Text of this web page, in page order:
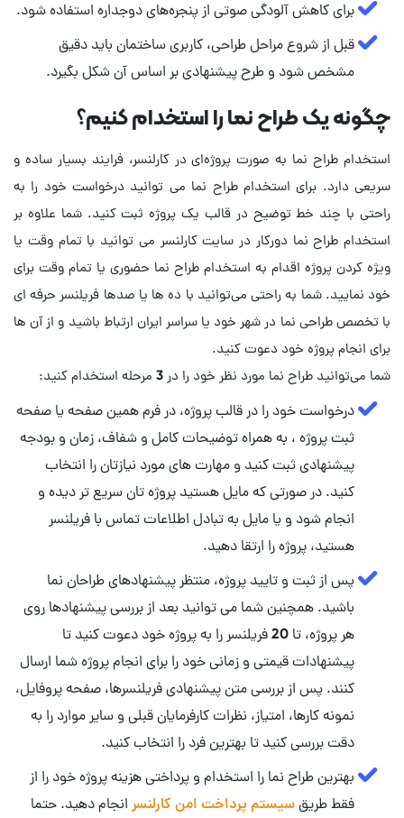
برای کاهش آلودگی صوتی از پنجره‌های دوجداره استفاده شود.
قبل از شروع مراحل طراحی، کاربری ساختمان باید دقیق
مشخص شود و طرح پیشنهادی بر اساس آن شکل بگیرد.
چگونه یک طراح نما را استخدام کنیم؟
استخدام طراح نما به صورت پروژه‌ای در کارلنسر، فرایند بسیار ساده و
سریعی دارد. برای استخدام طراح نما می توانید درخواست خود را به
راحتی با چند خط توضیح در قالب یک پروژه ثبت کنید. شما علاوه بر
استخدام طراح نما دورکار در سایت کارلنسر می توانید با تمام وقت یا
ویژه کردن پروژه اقدام به استخدام طراح نما حضوری یا تمام وقت برای
خود نمایید. شما به راحتی می‌توانید با ده ها یا صدها فریلنسر حرفه ای
با تخصص طراحی نما در شهر خود یا سراسر ایران ارتباط باشید و از آن ها
شما می‌توانید طراح نما مورد نظر خود را در 3 مرحله استخدام کنید:
درخواست خود را در قالب پروژه، در فرم همین صفحه یا صفحه
ثبت پروژه ، به همراه توضیحات کامل و شفاف، زمان و بودجه
پیشنهادی ثبت کنید و مهارت‌ های مورد نیازتان را انتخاب
کنید. در صورتی که مایل هستید پروژه تان سریع تر دیده و
انجام شود و یا مایل به تبادل اطلاعات تماس با فریلنسر
هستید، پروژه را ارتقا دهید.
پس از ثبت و تایید پروژه، منتظر پیشنهادهای طراحان نما
باشید. همچنین شما می توانید بعد از بررسی پیشنهادها روی
هر پروژه، تا 20 فریلنسر را به پروژه خود دعوت کنید تا
پیشنهادات قیمتی و زمانی خود را برای انجام پروژه شما ارسال
کنند. پس از بررسی متن پیشنهادی فریلنسرها، صفحه پروفایل،
نمونه کارها، امتیاز، نظرات کارفرمایان قبلی و سایر موارد را به
دقت بررسی کنید تا بهترین فرد را انتخاب کنید.
بهترین طراح نما را استخدام و پرداختی هزینه پروژه خود را از
فقط طریقسیستم پرداخت امن کارلنسر انجام دهید. حتما